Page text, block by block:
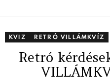
KVIZ RETRÓ VILLÁMKVÍZ
Retró